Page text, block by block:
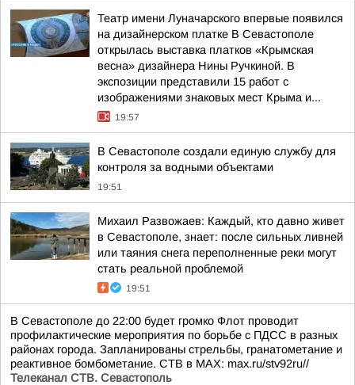
Театр имени Луначарского впервые появился
на дизайнерском платке В Севастополе
открылась выставка платков «Крымская
весна» дизайнера Нины Ручкиной. В
экспозиции представили 15 работ с
изображениями знаковых мест Крыма и...
19:57
В Севастополе создали единую службу для
контроля за водными объектами
19:51
Михаил Развожаев: Каждый, кто давно живет
в Севастополе, знает: после сильных ливней
или таяния снега переполненные реки могут
стать реальной проблемой
19:51
В Севастополе до 22:00 будет громко Флот проводит
профилактические мероприятия по борьбе с ПДСС в разных
районах города. Запланированы стрельбы, гранатометание и
реактивное бомбометание. СТВ в MAX: max.ru/stv92ru//
Телеканал CТВ. Севастополь